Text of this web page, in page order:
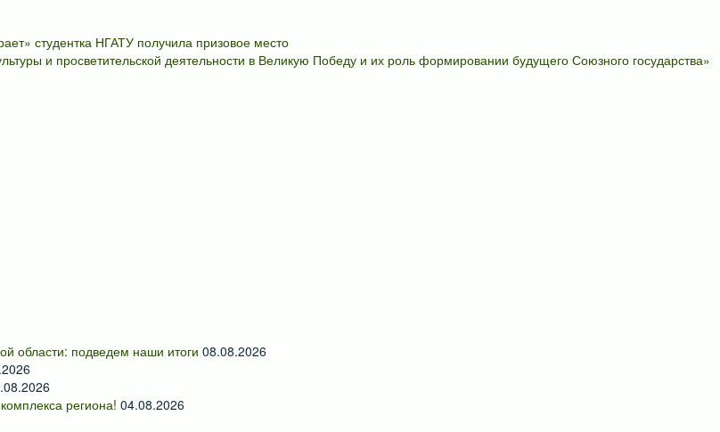
студентка НГАТУ получила призовое место
и просветительской деятельности в Великую Победу и их роль формировании будущего Союзного государства»
области: подведем наши итоги 08.08.2026
региона! 04.08.2026